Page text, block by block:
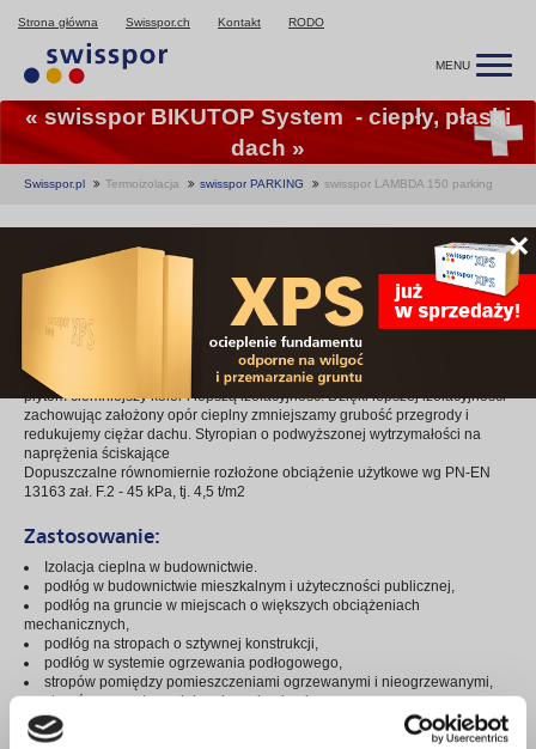
×
Strona główna Swisspor.ch Kontakt RODO
MENU
« swisspor BIKUTOP System - ciepły, płaski
dach »
Swisspor.pl Termoizolacja swisspor PARKING swisspor LAMBDA 150 parking
swisspor LAMBDA 150
parking
swisspor LAMBDA 150 parking swoje wyjątkowe parametry zawdzięcza
stosowanemu do produkcji surowcowi z zawartością grafitu, który nadaje
płytom ciemniejszy kolor i lepszą izolacyjność. Dzięki lepszej izolacyjności
zachowując założony opór cieplny zmniejszamy grubość przegrody i
redukujemy ciężar dachu. Styropian o podwyższonej wytrzymałości na
naprężenia ściskające
Dopuszczalne równomiernie rozłożone obciążenie użytkowe wg PN-EN
13163 zał. F.2 - 45 kPa, tj. 4,5 t/m2
Zastosowanie:
Izolacja cieplna w budownictwie.
podłóg w budownictwie mieszkalnym i użyteczności publicznej,
podłóg na gruncie w miejscach o większych obciążeniach
mechanicznych,
podłóg na stropach o sztywnej konstrukcji,
podłóg w systemie ogrzewania podłogowego,
stropów pomiędzy pomieszczeniami ogrzewanymi i nieogrzewanymi,
stropów zewnętrznych i nad przejazdami,
stropodachów pełnych i wentylowanych,
stropodachów o lekkiej konstrukcji, np. blacha trapezowa,